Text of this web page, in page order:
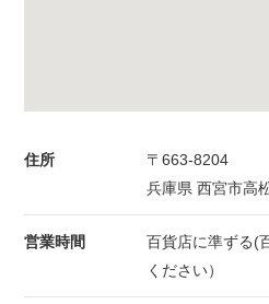
住所
〒663-8204
兵庫県 西宮市高
営業時間
百貨店に準ずる(
ください）